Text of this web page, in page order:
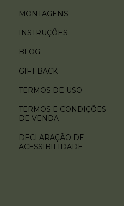
MONTAGENS
INSTRUÇÕES
BLOG
GIFT BACK
TERMOS DE USO
TERMOS E CONDIÇÕES
DE VENDA
DECLARAÇÃO DE
ACESSIBILIDADE